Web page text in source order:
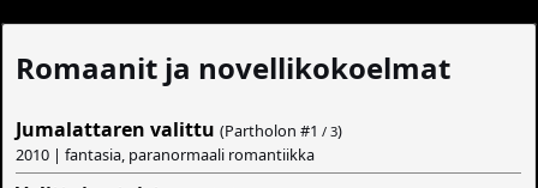
Romaanit ja novellikokoelmat
Jumalattaren valittu (Partholon #1 / 3)
2010 | fantasia, paranormaali romantiikka